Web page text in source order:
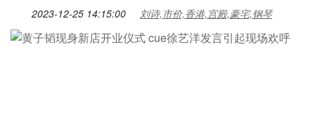
2023-12-25 14:15:00 刘诗,市价,香港,宫殿,豪宅,钢琴